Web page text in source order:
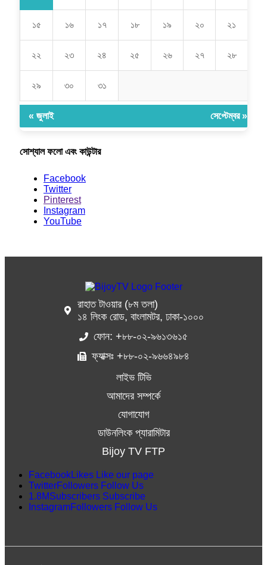
১৫ ১৬ ১৭ ১৮ ১৯ ২০ ২১
২২ ২৩ ২৪ ২৫ ২৬ ২৭ ২৮
২৯ ৩০ ৩১
« জুলাই সেপ্টেম্বর »
সোশ্যাল ফলো এবং কাউন্টার
Facebook
Twitter
Pinterest
Instagram
YouTube
রাহাত টাওয়ার (৮ম তলা)
১৪ লিংক রোড, বাংলামটর, ঢাকা-১০০০
ফোন: +৮৮-০২-৯৬১৩৬১৫
ফ্যাক্সঃ +৮৮-০২-৯৬৬৪৯৮৪
লাইভ টিভি
আমাদের সম্পর্কে
যোগাযোগ
ডাউনলিংক প্যারামিটার
Bijoy TV FTP
FacebookLikes Like our page
TwitterFollowers Follow Us
1.8MSubscribers Subscribe
InstagramFollowers Follow Us